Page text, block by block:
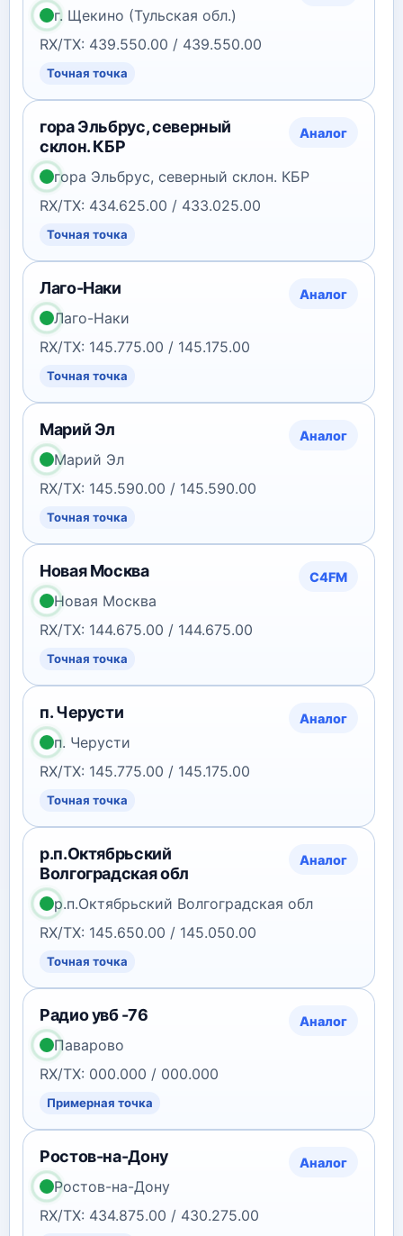
г. Щекино (Тульская обл.)
RX/TX: 439.550.00 / 439.550.00
Точная точка
гора Эльбрус, северный
склон. КБР
Аналог
гора Эльбрус, северный склон. КБР
RX/TX: 434.625.00 / 433.025.00
Точная точка
Лаго-Наки Аналог
Лаго-Наки
RX/TX: 145.775.00 / 145.175.00
Точная точка
Марий Эл Аналог
Марий Эл
RX/TX: 145.590.00 / 145.590.00
Точная точка
Новая Москва C4FM
Новая Москва
RX/TX: 144.675.00 / 144.675.00
Точная точка
п. Черусти Аналог
п. Черусти
RX/TX: 145.775.00 / 145.175.00
Точная точка
р.п.Октябрьский
Волгоградская обл
Аналог
р.п.Октябрьский Волгоградская обл
RX/TX: 145.650.00 / 145.050.00
Точная точка
Радио увб -76 Аналог
Паварово
RX/TX: 000.000 / 000.000
Примерная точка
Ростов-на-Дону Аналог
Ростов-на-Дону
RX/TX: 434.875.00 / 430.275.00